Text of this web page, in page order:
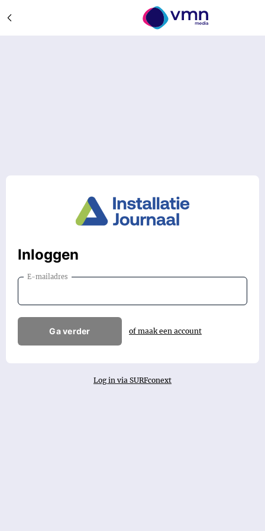
Inloggen
E-mailadres
Ga verder of maak een account
Log in via SURFconext